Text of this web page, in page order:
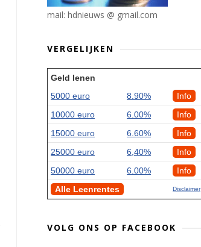
mail: hdnieuws @ gmail.com
VERGELIJKEN
Geld lenen
5000 euro
8.90%
Info
10000 euro
6.00%
Info
15000 euro
6.60%
Info
25000 euro
6,40%
Info
50000 euro
6.00%
Info
Alle Leenrentes
Disclaimer
VOLG ONS OP FACEBOOK